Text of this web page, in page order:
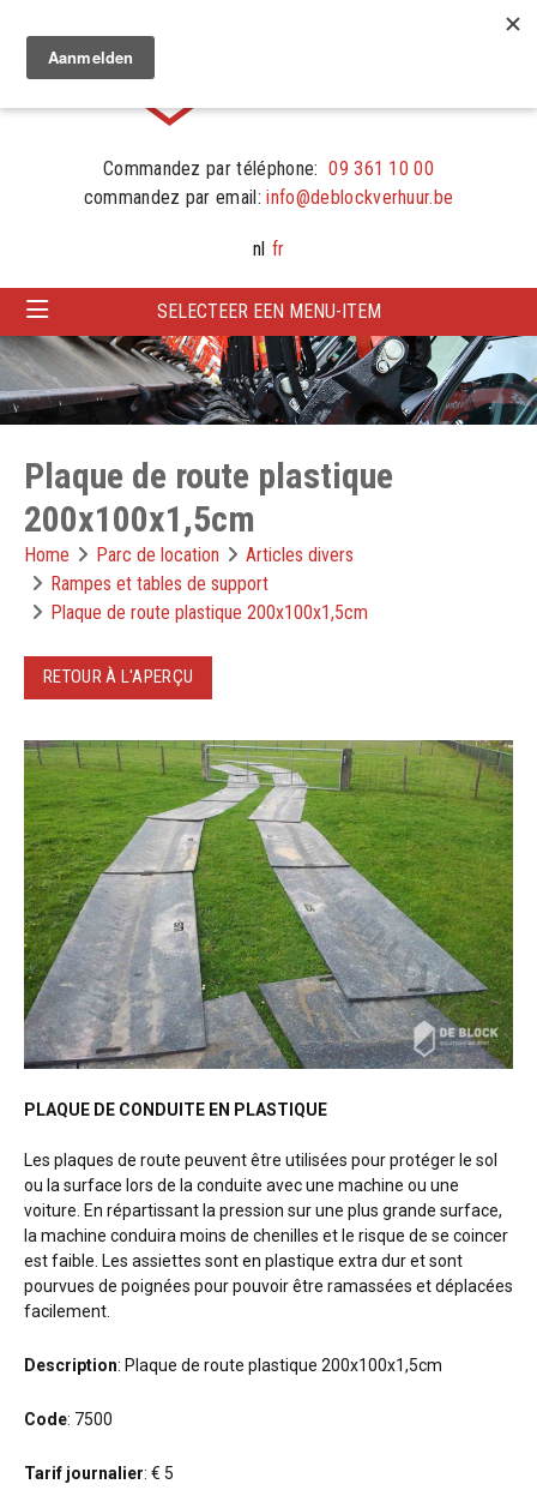
Commandez par téléphone: 09 361 10 00
commandez par email: info@deblockverhuur.be
nl fr
SELECTEER EEN MENU-ITEM
Plaque de route plastique
200x100x1,5cm
Home Parc de location
Articles divers
Rampes et tables de support
Plaque de route plastique 200x100x1,5cm
RETOUR À L'APERÇU
PLAQUE DE CONDUITE EN PLASTIQUE
Les plaques de route peuvent être utilisées pour protéger le sol
ou la surface lors de la conduite avec une machine ou une
voiture. En répartissant la pression sur une plus grande surface,
la machine conduira moins de chenilles et le risque de se coincer
est faible. Les assiettes sont en plastique extra dur et sont
pourvues de poignées pour pouvoir être ramassées et déplacées
facilement.
Description: Plaque de route plastique 200x100x1,5cm
Code: 7500
Tarif journalier: € 5